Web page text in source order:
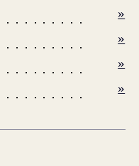
»
»
»
»